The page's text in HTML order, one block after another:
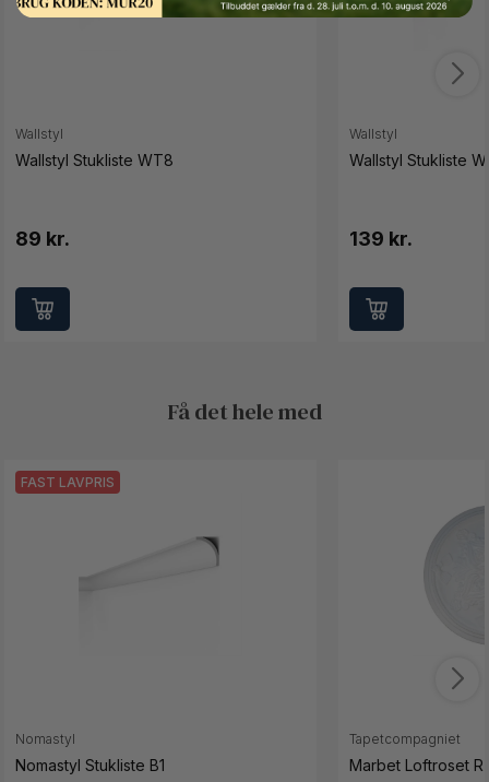
Wallstyl
Wallstyl Stukliste WT8
89 kr.
Wallstyl
Wallstyl Stukliste
139 kr.
Få det hele med
FAST LAVPRIS
Nomastyl
Nomastyl Stukliste B1
Tapetcompagniet
Marbet Loftroset